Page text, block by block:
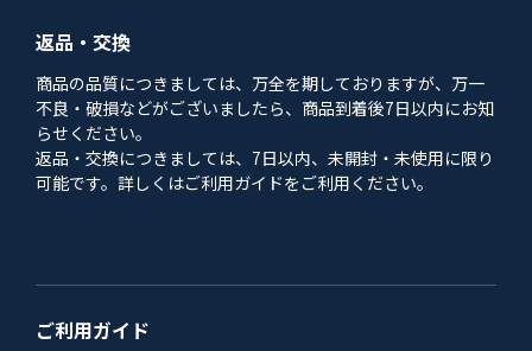
返品・交換
商品の品質につきましては、万全を期しておりますが、万一
不良・破損などがございましたら、商品到着後7日以内にお知
らせください。
返品・交換につきましては、7日以内、未開封・未使用に限り
可能です。詳しくはご利用ガイドをご利用ください。
ご利用ガイド